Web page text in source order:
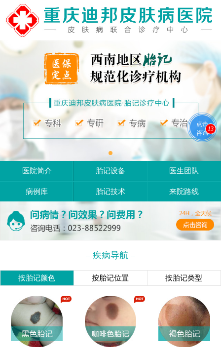
医院简介 胎记设备 医生团队
病例库 胎记技术 来院路线
--- 疾病导航 ---
按胎记颜色 按胎记位置 按胎记类型
13
点击
咨询